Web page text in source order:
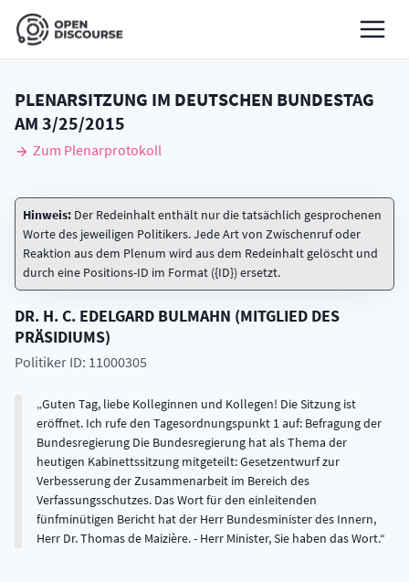
PLENARSITZUNG IM DEUTSCHEN BUNDESTAG
AM 3/25/2015
Zum Plenarprotokoll
Hinweis: Der Redeinhalt enthält nur die tatsächlich gesprochenen
Worte des jeweiligen Politikers. Jede Art von Zwischenruf oder
Reaktion aus dem Plenum wird aus dem Redeinhalt gelöscht und
durch eine Positions-ID im Format ({ID}) ersetzt.
DR. H. C. EDELGARD BULMAHN (MITGLIED DES
PRÄSIDIUMS)
Politiker ID: 11000305
Guten Tag, liebe Kolleginnen und Kollegen! Die Sitzung ist
eröffnet. Ich rufe den Tagesordnungspunkt 1 auf: Befragung der
Bundesregierung Die Bundesregierung hat als Thema der
heutigen Kabinettssitzung mitgeteilt: Gesetzentwurf zur
Verbesserung der Zusammenarbeit im Bereich des
Verfassungsschutzes. Das Wort für den einleitenden
fünfminütigen Bericht hat der Herr Bundesminister des Innern,
Herr Dr. Thomas de Maizière. - Herr Minister, Sie haben das Wort.